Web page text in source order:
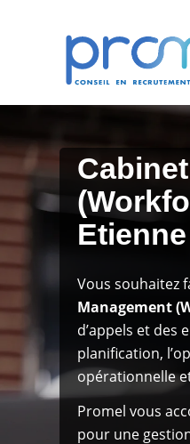
Etienne
Vous souhaitez
Management
d’appels et des
planification,
opérationnelle
Promel vous
pour une